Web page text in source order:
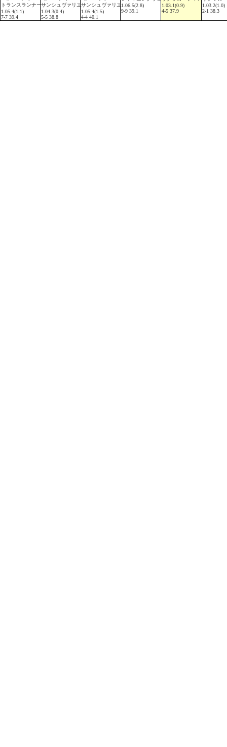
トランスランナー
1.05.4(1.1)
7-7 39.4
サンシュヴァリエ
1.04.3(0.4)
5-5 38.8
サンシュヴァリエ
1.05.4(1.5)
4-4 40.1
1.06.5(2.8)
9-9 39.1
1.03.1(0.9)
4-5 37.9
1.03.2(1.0)
2-1 38.3